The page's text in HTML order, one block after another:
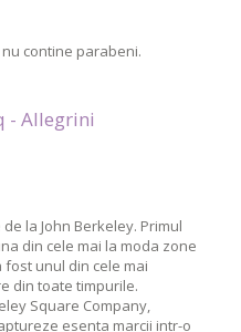
contine parabeni.
la John Berkeley. Primul
din cele mai la moda zone
unul din cele mai
din toate timpurile.
Square Company,
esenta marcii intr-o